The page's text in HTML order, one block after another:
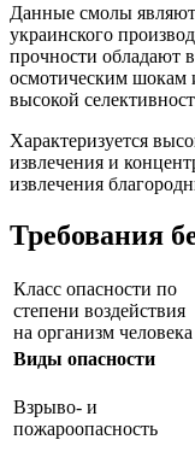
Данные смолы
украинского
прочности обладают
осмотическим шокам
высокой
Характеризуется
извлечения и
извлечения
Требования
Класс опасности по
степени воздействия
на организм человека
Виды опасности
Взрыво- и
пожароопасность